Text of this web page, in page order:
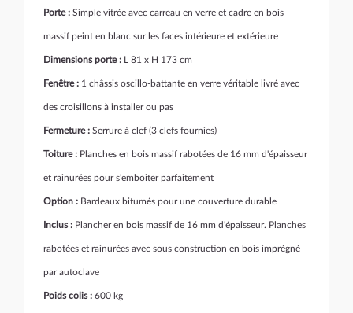
Porte : Simple vitrée avec carreau en verre et cadre en bois
massif peint en blanc sur les faces intérieure et extérieure
Dimensions porte : L 81 x H 173 cm
Fenêtre : 1 châssis oscillo-battante en verre véritable livré avec
des croisillons à installer ou pas
Fermeture : Serrure à clef (3 clefs fournies)
Toiture : Planches en bois massif rabotées de 16 mm d'épaisseur
et rainurées pour s'emboiter parfaitement
Option : Bardeaux bitumés pour une couverture durable
Inclus : Plancher en bois massif de 16 mm d'épaisseur. Planches
rabotées et rainurées avec sous construction en bois imprégné
par autoclave
Poids colis : 600 kg